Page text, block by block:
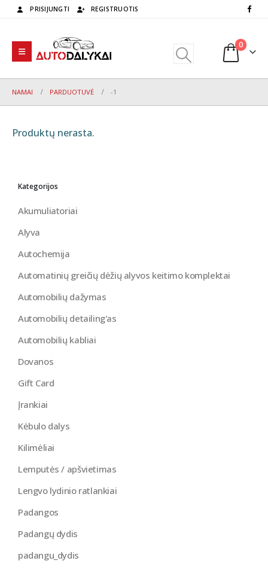
PRISIJUNGTI REGISTRUOTIS
0
NAMAI PARDUOTUVĖ -1
Produktų nerasta.
Kategorijos
Akumuliatoriai
Alyva
Autochemija
Automatinių greičių dėžių alyvos keitimo komplektai
Automobilių dažymas
Automobilių detailing'as
Automobilių kabliai
Dovanos
Gift Card
Įrankiai
Kėbulo dalys
Kilimėliai
Lemputės / apšvietimas
Lengvo lydinio ratlankiai
Padangos
Padangų dydis
padangu_dydis